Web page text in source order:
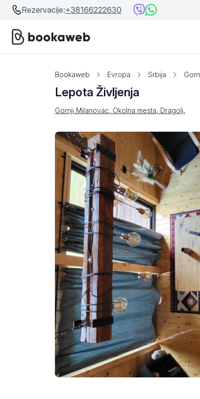
Rezervacije:+38166222630
Bosna i Hercegovina
Crna Gora
Srbija
Beograd
Niš
Srebrno jezero
Prolom Banja
Užice
Smederevo
Čačak
Pančevo
Vranje
Paraćin
Kikinda
Srbobran
Bookaweb Evropa Srbija
Lepota Življenja
Gornji Milanovac, Okolna mesta, Dragolj,